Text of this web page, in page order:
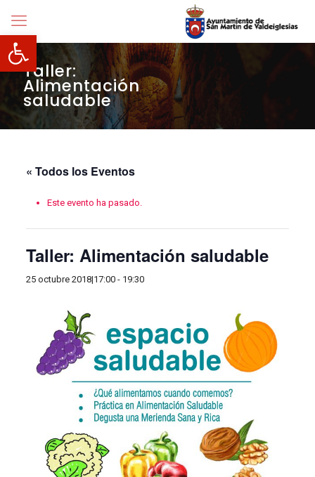
Abrir barra de herramientas
Taller:
Alimentación
saludable
« Todos los Eventos
Este evento ha pasado.
Taller: Alimentación saludable
25 octubre 2018|17:00- 19:30